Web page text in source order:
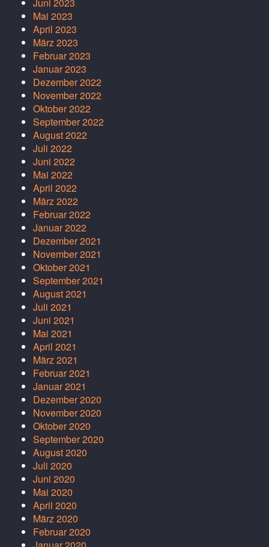
Mai 2023
April 2023
März 2023
Februar 2023
Januar 2023
Dezember 2022
November 2022
Oktober 2022
September 2022
August 2022
Juli 2022
Juni 2022
Mai 2022
April 2022
März 2022
Februar 2022
Januar 2022
Dezember 2021
November 2021
Oktober 2021
September 2021
August 2021
Juli 2021
Juni 2021
Mai 2021
April 2021
März 2021
Februar 2021
Januar 2021
Dezember 2020
November 2020
Oktober 2020
September 2020
August 2020
Juli 2020
Juni 2020
Mai 2020
April 2020
März 2020
Februar 2020